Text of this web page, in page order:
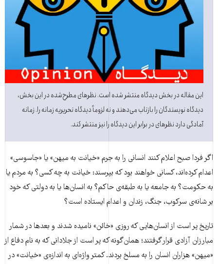
این مقاله در بخش دیدگاه منتشر شده است. نظرهای مطرح‌شده در این بخش،
دیدگاه نویسندگان را بازتاب می‌دهند و نه لزوماً دیدگاه تحریریه زمانه را. زمانه
آمادگی دارد نظرهای در برابر این دیدگاه را نیز منتشر کند.
اگر فردا صبح اعلام کنند انسانی را به جرم «خیانت به میهن» یا «جاسوسی»
اعدام کرده‌اند، کسانی خواهند بود که بپرسند: خیانت به چه کسی؟ به مردم یا
به حکومت؟ به جامعه یا به طبقه‌ی حاکم؟ به انسان‌ها یا به دولتی که خود
بر شانه‌ی سرکوب، جنگ، زندان و اعدام ایستاده است؟
تاریخ پر است از انسان‌هایی که روزی «خائن» نامیده شدند و بعدها در شمار
مبارزان آزادی قرار گرفتند؛ همان‌گونه که پر است از جلادانی که به نام دفاع از
«میهن» هزاران انسان را به مسلخ بردند. کمتر واژه‌ای به اندازه‌ی «خیانت» در